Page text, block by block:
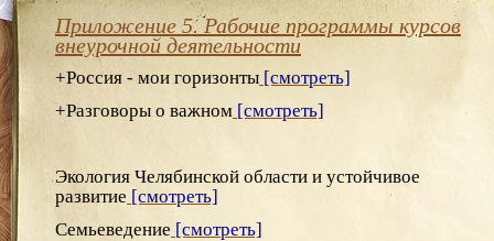
Приложение 5. Рабочие программы курсов
внеурочной деятельности
+Россия - мои горизонты [смотреть]
+Разговоры о важном [смотреть]
Экология Челябинской области и устойчивое
развитие [смотреть]
Семьеведение [смотреть]